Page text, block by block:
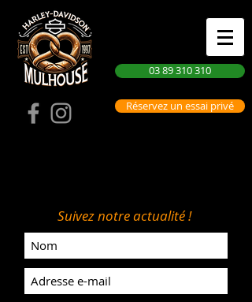
03 89 310 310
Réservez un essai privé
Suivez notre actualité !